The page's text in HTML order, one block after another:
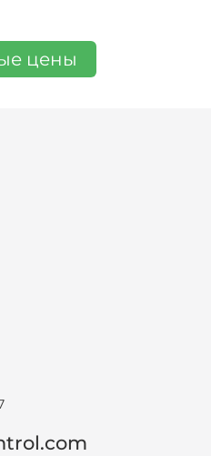
цены